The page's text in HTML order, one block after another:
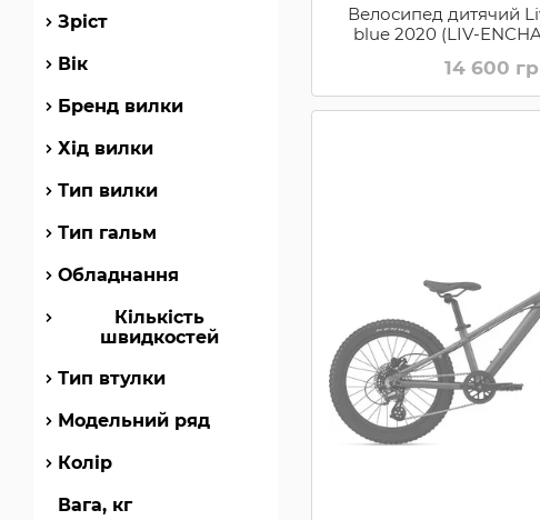
Велосипед дитячий
blue 2020 (LIV-
14 600
Зріст
Вік
Бренд вилки
Хід вилки
Тип вилки
Тип гальм
Обладнання
Кількість
швидкостей
Тип втулки
Модельний ряд
Колір
Вага, кг